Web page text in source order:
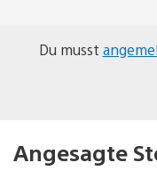
Du musst
Angesagte